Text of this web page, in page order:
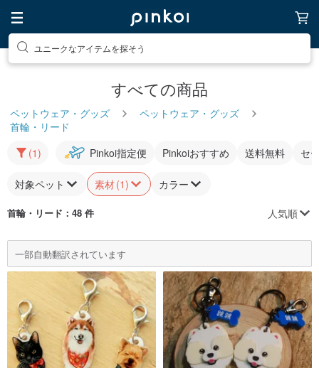
ユニークなアイテムを探そう
すべての商品
ペットウェア・グッズ
ペットウェア・グッズ
首輪・リード
(1)
Pinkoi指定便 Pinkoiおすすめ 送料無料 セ
対象ペット 素材(1) カラー
首輪・リード ：48 件 人気順
一部自動翻訳されています